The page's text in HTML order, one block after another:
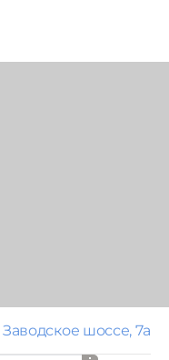
шоссе, 7а